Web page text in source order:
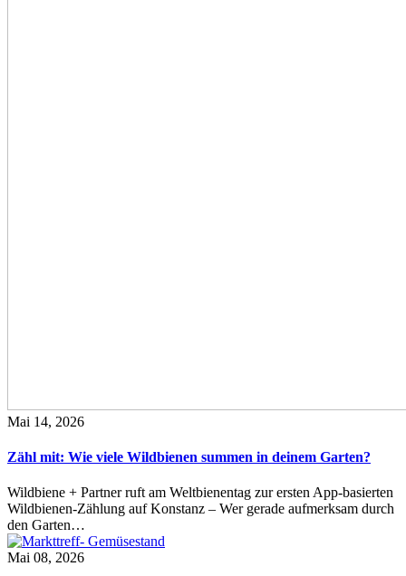
Mai 14, 2026
Zähl mit: Wie viele Wildbienen summen in deinem Garten?
Wildbiene + Partner ruft am Weltbienentag zur ersten App-basierten
Wildbienen-Zählung auf Konstanz – Wer gerade aufmerksam durch
den Garten…
Mai 08, 2026